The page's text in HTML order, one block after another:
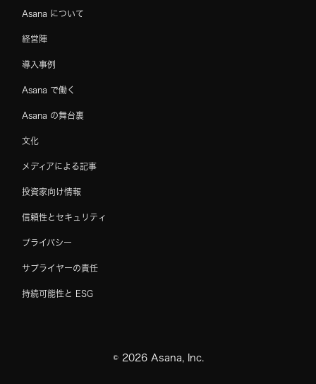
Asana について
経営陣
導入事例
Asana で働く
Asana の舞台裏
文化
メディアによる記事
投資家向け情報
信頼性とセキュリティ
プライバシー
サプライヤーの責任
持続可能性と ESG
© 2026Asana, Inc.